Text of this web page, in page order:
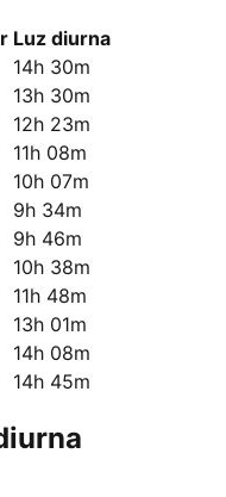
Luz diurna
14h 30m
13h 30m
12h 23m
11h 08m
10h 07m
9h 34m
9h 46m
10h 38m
11h 48m
13h 01m
14h 08m
14h 45m